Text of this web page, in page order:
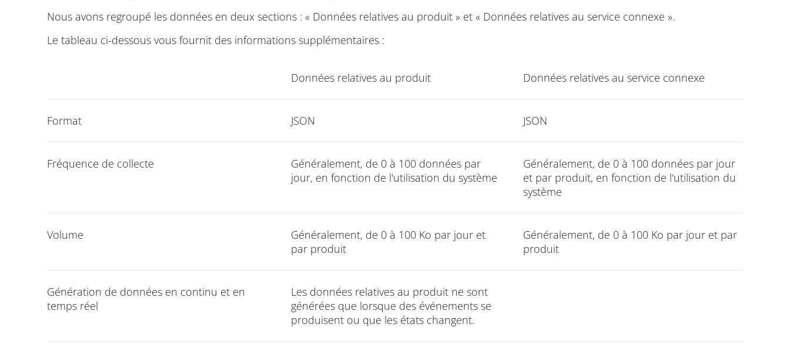
Nous avons regroupé les données en deux sections : « Données relatives au produit » et « Données relatives au service connexe ».
Le tableau ci-dessous vous fournit des informations supplémentaires :
Données relatives au produit Données relatives au service connexe
Format JSON JSON
Fréquence de collecte
Généralement, de 0 à 100 données par
jour, en fonction de l'utilisation du système
Généralement, de 0 à 100 données par jour
et par produit, en fonction de l'utilisation du
système
Volume
Généralement, de 0 à 100 Ko par jour et
par produit
Généralement, de 0 à 100 Ko par jour et par
produit
Génération de données en continu et en
temps réel
Les données relatives au produit ne sont
générées que lorsque des événements se
produisent ou que les états changent.